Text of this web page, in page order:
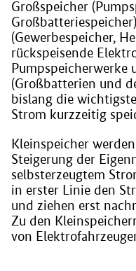
Großspeicher
(Gewerbespeicher,
rückspeisende
Pumpspeicherwerke
(Großbatterien und
bislang die
Strom kurzzeitig
Kleinspeicher
Steigerung der
selbsterzeugtem
in erster Linie den
und ziehen erst
Zu den
von